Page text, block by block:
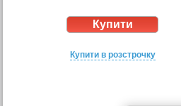
Купити в розстрочку